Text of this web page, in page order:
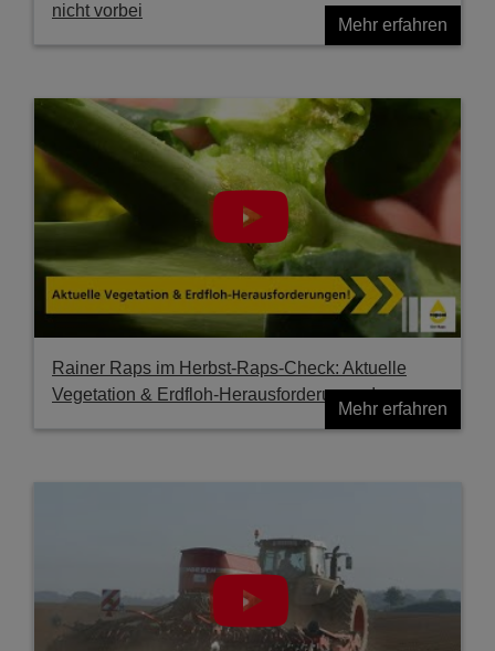
nicht vorbei
Mehr erfahren
Rainer Raps im Herbst-Raps-Check: Aktuelle
Vegetation & Erdfloh-Herausforderungen!
Mehr erfahren